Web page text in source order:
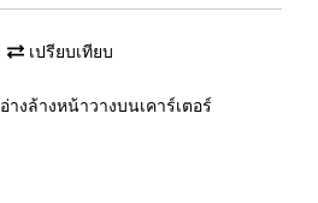
เปรียบเทียบ
อ่างล้างหน้าวางบนเคาร์เตอร์